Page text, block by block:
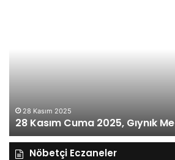
2025, Gıynık Medya manşetleri
Nöbetçi Eczaneler